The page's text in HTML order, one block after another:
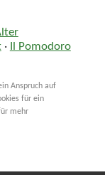
·
Il Pomodoro
Anspruch auf
für ein
mehr